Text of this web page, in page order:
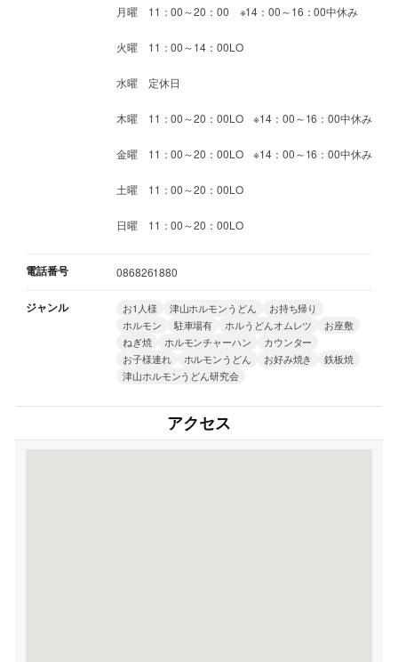
月曜 11：00～20：00 ※14：00～16：00中休み
火曜 11：00～14：00LO
水曜 定休日
木曜 11：00～20：00LO ※14：00～16：00中休み
金曜 11：00～20：00LO ※14：00～16：00中休み
土曜 11：00～20：00LO
日曜 11：00～20：00LO
電話番号 0868261880
ジャンル お1人様 津山ホルモンうどん
お持ち帰り
ホルモン
駐車場有 ホルうどんオムレツ
お座敷
ねぎ焼
ホルモンチャーハン
カウンター
お子様連れ
ホルモンうどん お好み焼き
鉄板焼
津山ホルモンうどん研究会
アクセス